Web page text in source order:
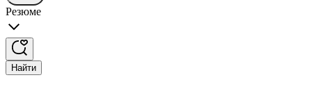
Резюме
Найти